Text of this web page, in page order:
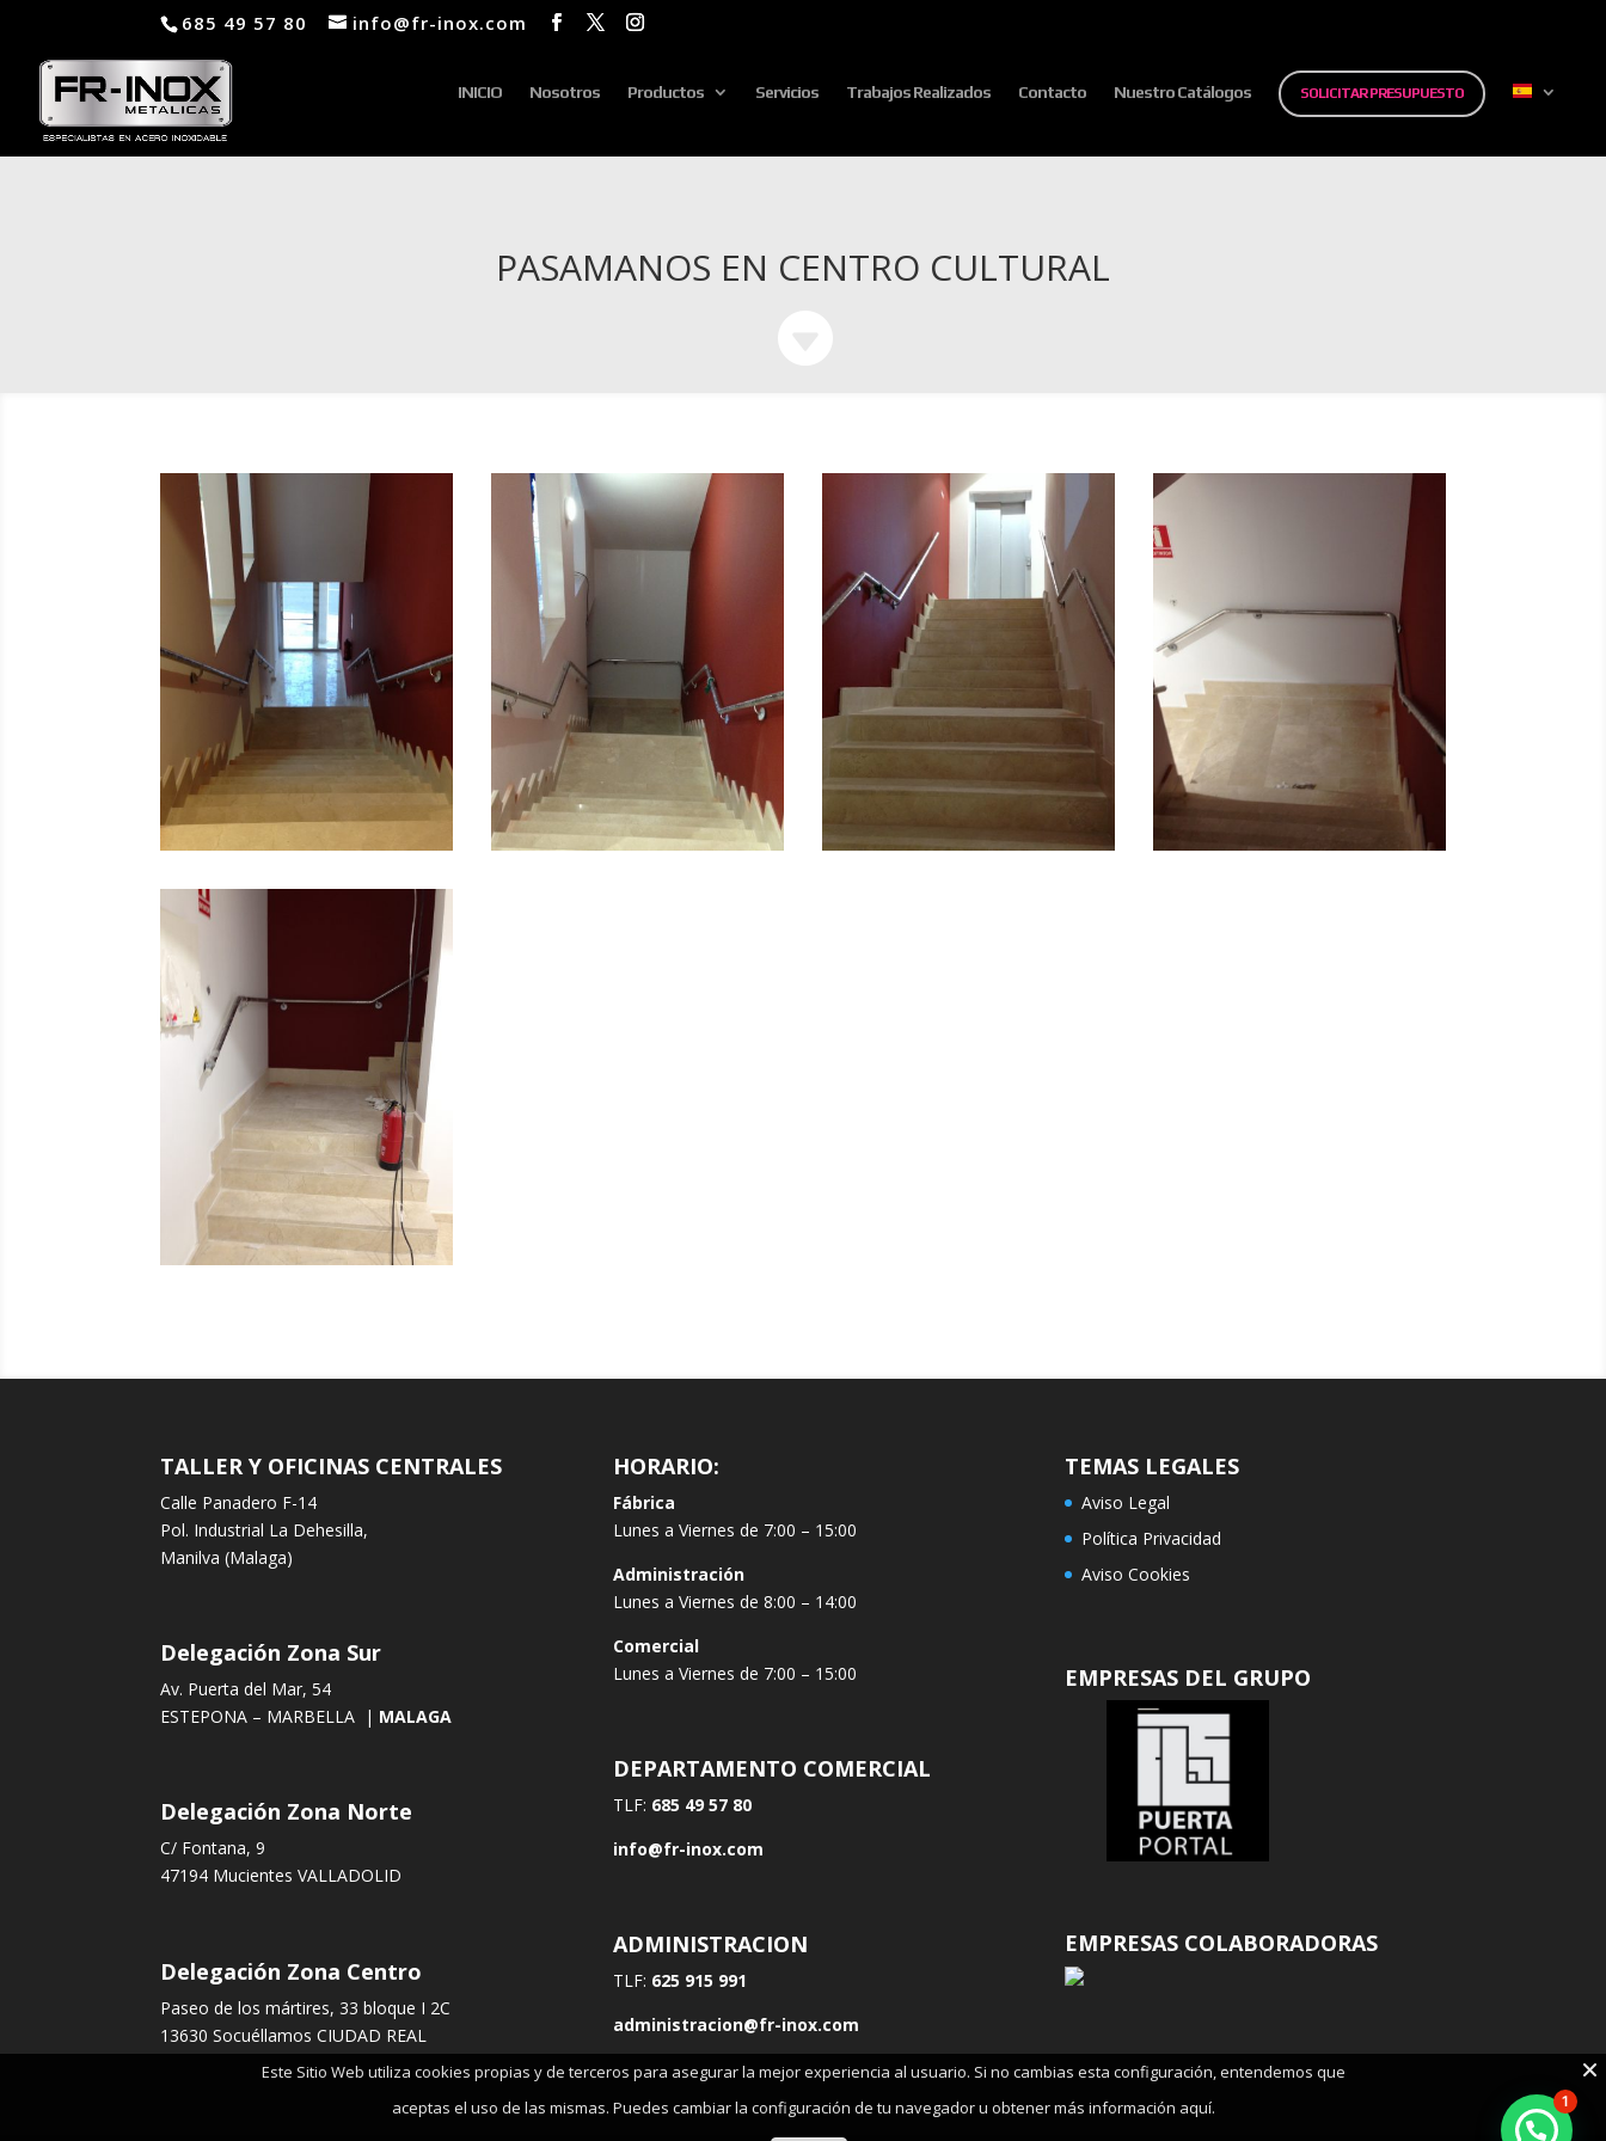
685 49 57 80 info@fr-inox.com
INICIO Nosotros Productos Servicios Trabajos Realizados Contacto Nuestro Catálogos SOLICITAR PRESUPUESTO
PASAMANOS EN CENTRO CULTURAL
TALLER Y OFICINAS CENTRALES
Calle Panadero F-14
Pol. Industrial La Dehesilla,
Manilva (Malaga)
Delegación Zona Sur
Av. Puerta del Mar, 54
ESTEPONA – MARBELLA | MALAGA
Delegación Zona Norte
C/ Fontana, 9
47194 Mucientes VALLADOLID
Delegación Zona Centro
Paseo de los mártires, 33 bloque I 2C
13630 Socuéllamos CIUDAD REAL
HORARIO:
Fábrica
Lunes a Viernes de 7:00 – 15:00
Administración
Lunes a Viernes de 8:00 – 14:00
Comercial
Lunes a Viernes de 7:00 – 15:00
DEPARTAMENTO COMERCIAL
TLF: 685 49 57 80
info@fr-inox.com
ADMINISTRACION
TLF: 625 915 991
administracion@fr-inox.com
TEMAS LEGALES
Aviso Legal
Política Privacidad
Aviso Cookies
EMPRESAS DEL GRUPO
EMPRESAS COLABORADORAS
Este Sitio Web utiliza cookies propias y de terceros para asegurar la mejor experiencia al usuario. Si no cambias esta configuración, entendemos que
aceptas el uso de las mismas. Puedes cambiar la configuración de tu navegador u obtener más información aquí.
1